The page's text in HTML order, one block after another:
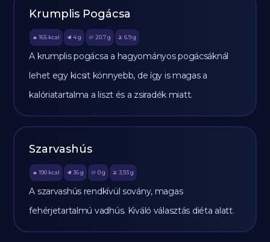
Krumplis Pogácsa
🔥 165 kcal 🥩 4 g 🥔 20.7g 🫒 6.9 g
A krumplis pogácsa a hagyományos pogácsáknál
lehet egy kicsit könnyebb, de így is magas a
kalóriatartalma a liszt és a zsiradék miatt.
Szarvashús
🔥 190 kcal 🥩 36 g 🥔 0g 🫒 3,93 g
A szarvashús rendkívül sovány, magas
fehérjetartalmú vadhús. Kiváló választás diéta alatt.